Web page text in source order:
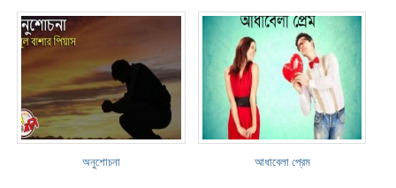
অনুশোচনা আধাবেলা প্রেম